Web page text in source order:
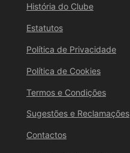
História do Clube
Estatutos
Política de Privacidade
Política de Cookies
Termos e Condições
Sugestões e Reclamações
Contactos